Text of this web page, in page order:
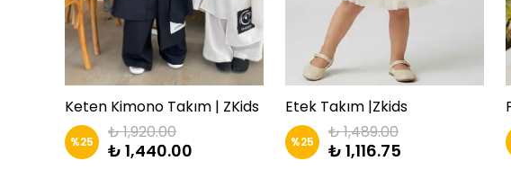
Keten Kimono Takım | ZKids
%25 ₺ 1,920.00
₺ 1,440.00
Etek Takım |Zkids
%25 ₺ 1,489.00
₺ 1,116.75